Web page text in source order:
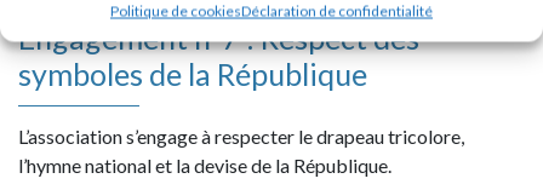
Politique de cookiesDéclaration de confidentialité
Engagement n°7 : Respect des
symboles de la République
L’association s’engage à respecter le drapeau tricolore,
l’hymne national et la devise de la République.